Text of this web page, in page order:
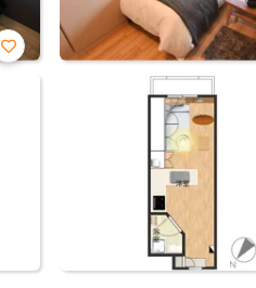
お気